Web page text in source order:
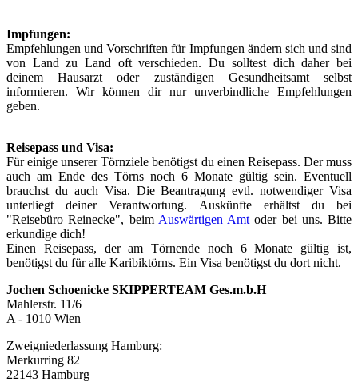
Impfungen:
Empfehlungen und Vorschriften für Impfungen ändern sich und sind
von Land zu Land oft verschieden. Du solltest dich daher bei
deinem Hausarzt oder zuständigen Gesundheitsamt selbst
informieren. Wir können dir nur unverbindliche Empfehlungen
geben.
Reisepass und Visa:
Für einige unserer Törnziele benötigst du einen Reisepass. Der muss
auch am Ende des Törns noch 6 Monate gültig sein. Eventuell
brauchst du auch Visa. Die Beantragung evtl. notwendiger Visa
unterliegt deiner Verantwortung. Auskünfte erhältst du bei
"Reisebüro Reinecke", beim Auswärtigen Amt oder bei uns. Bitte
erkundige dich!
Einen Reisepass, der am Törnende noch 6 Monate gültig ist,
benötigst du für alle Karibiktörns. Ein Visa benötigst du dort nicht.
Jochen Schoenicke SKIPPERTEAM Ges.m.b.H
Mahlerstr. 11/6
A - 1010 Wien
Zweigniederlassung Hamburg:
Merkurring 82
22143 Hamburg